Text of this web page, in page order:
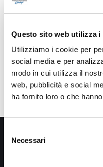
Questo sito web utilizza i
Utilizziamo i cookie per
social media e per
modo in cui utilizza il
web, pubblicità e social
ha fornito loro o che
delNecessari